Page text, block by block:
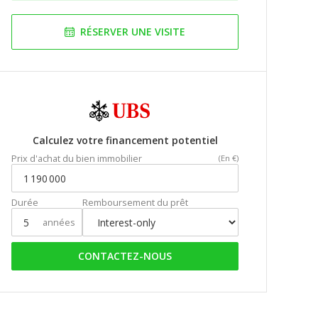
RÉSERVER UNE VISITE
Calculez votre financement potentiel
Prix d'achat du bien immobilier (En €)
Durée
années
Remboursement du prêt
CONTACTEZ-NOUS